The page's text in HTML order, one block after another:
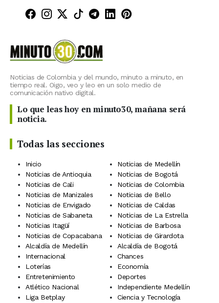
Minuto30 en Facebook
Minuto30 en Instagram
Minuto30 en X (Twitter)
Minuto30 en TikTok
Canal de Minuto30 en
Minuto30 en LinkedIn
Minuto30 en
Noticias de Colombia y del mundo, minuto a minuto, en
tiempo real. Oigo, veo y leo en un solo medio de
comunicación nativo digital.
Lo que leas hoy en minuto30, mañana será
noticia.
Todas las secciones
Inicio
Noticias de Medellín
Noticias de Antioquia
Noticias de Bogotá
Noticias de Cali
Noticias de Colombia
Noticias de Manizales
Noticias de Bello
Noticias de Envigado
Noticias de Caldas
Noticias de Sabaneta
Noticias de La Estrella
Noticias Itagüí
Noticias de Barbosa
Noticias de Copacabana
Noticias de Girardota
Alcaldía de Medellín
Alcaldía de Bogotá
Internacional
Chances
Loterías
Economía
Entretenimiento
Deportes
Atlético Nacional
Independiente Medellín
Liga Betplay
Ciencia y Tecnología